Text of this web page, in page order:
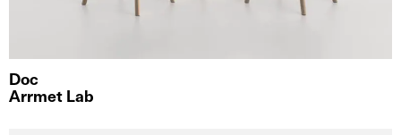
Doc
Arrmet Lab